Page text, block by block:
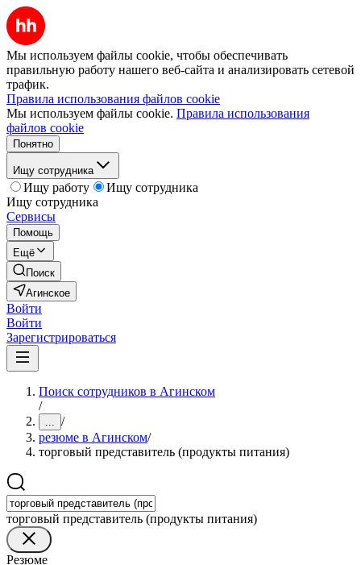
Мы используем файлы cookie, чтобы обеспечивать
правильную работу нашего веб-сайта и анализировать сетевой
трафик.
Правила использования файлов cookie
Мы используем файлы cookie. Правила использования
файлов cookie
Понятно
Ищу сотрудника
Ищу работу
Ищу сотрудника
Ищу сотрудника
Сервисы
Помощь
Ещё
Поиск
Агинское
Войти
Войти
Зарегистрироваться
Поиск сотрудников в Агинском
/
... /
резюме в Агинском/
торговый представитель (продукты питания)
торговый представитель (продукты питания)
Резюме